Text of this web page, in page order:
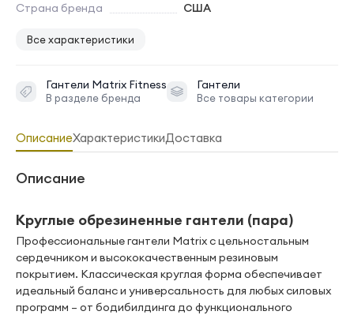
Страна бренда США
Все характеристики
Гантели Matrix Fitness
В разделе бренда
Гантели
Все товары категории
ОписаниеХарактеристикиДоставка
Описание
Круглые обрезиненные гантели (пара)
Профессиональные гантели Matrix с цельностальным
сердечником и высококачественным резиновым
покрытием. Классическая круглая форма обеспечивает
идеальный баланс и универсальность для любых силовых
программ – от бодибилдинга до функционального